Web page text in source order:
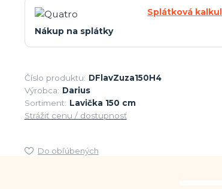
Splátková
Nákup na splátky
Číslo produktu: DFlavZuza150H4
Výrobca: Darius
Sortiment: Lavička 150 cm
Strážiť cenu / dostupnosť
Do obľúbených